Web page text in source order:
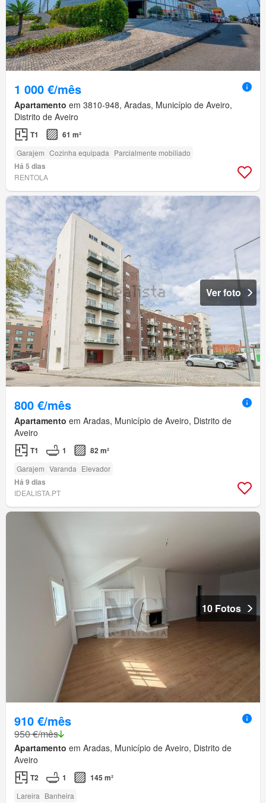
1 000 €/mês
Apartamento em 3810-948, Aradas, Município de Aveiro,
Distrito de Aveiro
T1 61 m²
Garajem Cozinha equipada Parcialmente mobiliado
Há 5 dias
RENTOLA
Ver foto
800 €/mês
Apartamento em Aradas, Município de Aveiro, Distrito de
Aveiro
T1 1 82 m²
Garajem Varanda Elevador
Há 9 dias
IDEALISTA.PT
10 Fotos
910 €/mês
950 €/mês
Apartamento em Aradas, Município de Aveiro, Distrito de
Aveiro
T2 1 145 m²
Lareira Banheira